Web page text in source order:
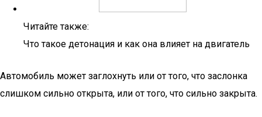
Читайте также:
Что такое детонация и как она влияет на двигатель
Автомобиль может заглохнуть или от того, что заслонка
слишком сильно открыта, или от того, что сильно закрыта.